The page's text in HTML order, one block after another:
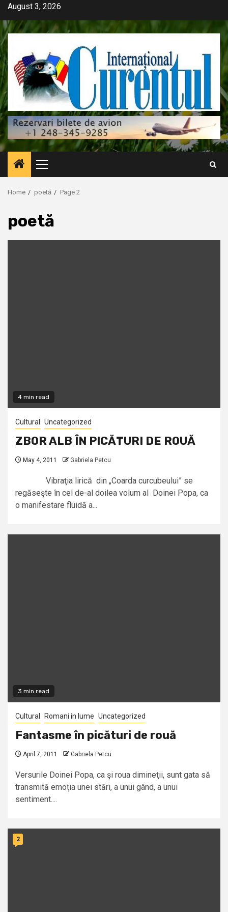
Skip
content
August 3, 2026
Primary
Menu
Home poetă Page 2
poetă
4 min read
Cultural Uncategorized
ZBOR ALB ÎN PICĂTURI DE ROUĂ
May 4, 2011 Gabriela Petcu
Vibraţia lirică din „Coarda curcubeului” se
regăseşte în cel de-al doilea volum al Doinei Popa, ca
o manifestare fluidă a...
3 min read
Cultural Romani in lume Uncategorized
Fantasme în picături de rouă
April 7, 2011 Gabriela Petcu
Versurile Doinei Popa, ca şi roua dimineţii, sunt gata să
transmită emoţia unei stări, a unui gând, a unui
sentiment....
2